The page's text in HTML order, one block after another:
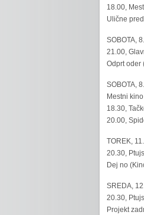
18.00,
Ulične
SOBOTA,
21.00,
Odprt oder
SOBOTA,
Mestni
18.30,
20.00,
TOREK,
20.30,
Dej no
SREDA,
20.30,
Projekt